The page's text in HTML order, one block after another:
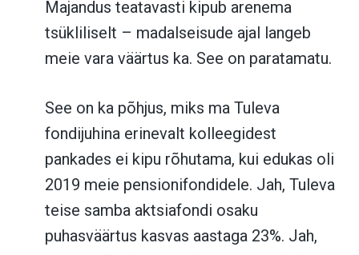
Majandus teatavasti kipub arenema
tsükliliselt – madalseisude ajal langeb
meie vara väärtus ka. See on paratamatu.
See on ka põhjus, miks ma Tuleva
fondijuhina erinevalt kolleegidest
pankades ei kipu rõhutama, kui edukas oli
2019 meie pensionifondidele. Jah, Tuleva
teise samba aktsiafondi osaku
puhasväärtus kasvas aastaga 23%. Jah,